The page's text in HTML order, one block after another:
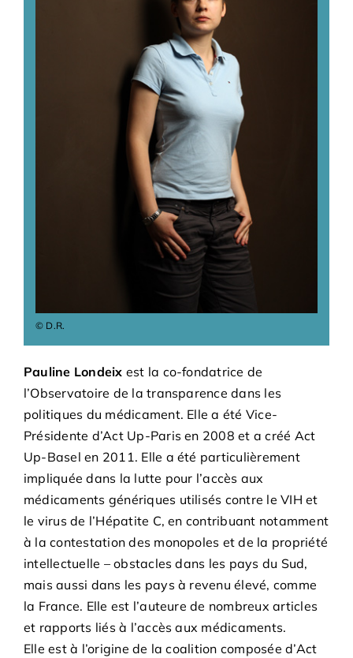
© D.R.
Pauline Londeix est la co-fondatrice de
l’Observatoire de la transparence dans les
politiques du médicament. Elle a été Vice-
Présidente d’Act Up-Paris en 2008 et a créé Act
Up-Basel en 2011. Elle a été particulièrement
impliquée dans la lutte pour l’accès aux
médicaments génériques utilisés contre le VIH et
le virus de l’Hépatite C, en contribuant notamment
à la contestation des monopoles et de la propriété
intellectuelle – obstacles dans les pays du Sud,
mais aussi dans les pays à revenu élevé, comme
la France. Elle est l’auteure de nombreux articles
et rapports liés à l’accès aux médicaments.
Elle est à l’origine de la coalition composée d’Act